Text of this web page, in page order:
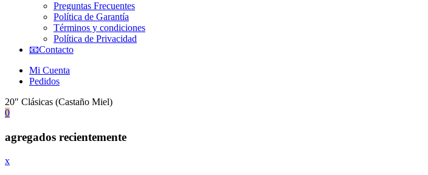
Preguntas Frecuentes
Política de Garantía
Términos y condiciones
Política de Privacidad
📧Contacto
Mi Cuenta
Pedidos
20″ Clásicas (Castaño Miel)
0
agregados recientemente
x